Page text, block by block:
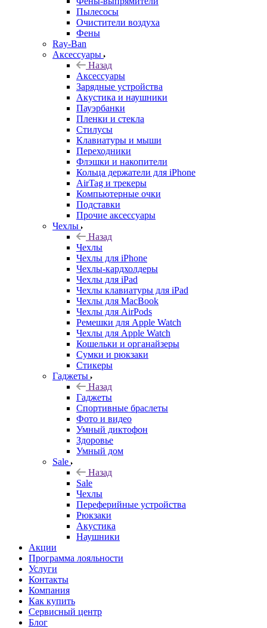
Пылесосы
Очистители воздуха
Фены
Ray-Ban
Аксессуары
Назад
Аксессуары
Зарядные устройства
Акустика и наушники
Пауэрбанки
Пленки и стекла
Стилусы
Клавиатуры и мыши
Переходники
Флэшки и накопители
Кольца держатели для iPhone
AirTag и трекеры
Компьютерные очки
Подставки
Прочие аксессуары
Чехлы
Назад
Чехлы
Чехлы для iPhone
Чехлы-кардхолдеры
Чехлы для iPad
Чехлы клавиатуры для iPad
Чехлы для MacBook
Чехлы для AirPods
Ремешки для Apple Watch
Чехлы для Apple Watch
Кошельки и органайзеры
Сумки и рюкзаки
Стикеры
Гаджеты
Назад
Гаджеты
Спортивные браслеты
Фото и видео
Умный диктофон
Здоровье
Умный дом
Sale
Назад
Sale
Чехлы
Переферийные устройства
Рюкзаки
Акустика
Наушники
Акции
Программа лояльности
Услуги
Контакты
Компания
Как купить
Сервисный центр
Блог